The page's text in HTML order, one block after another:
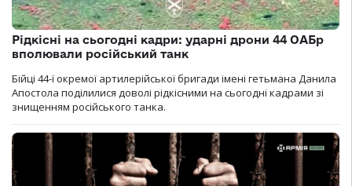
Рідкісні на сьогодні кадри: ударні дрони 44 ОАБр
вполювали російський танк
Бійці 44-ї окремої артилерійської бригади імені гетьмана Данила
Апостола поділилися доволі рідкісними на сьогодні кадрами зі
знищенням російського танка.